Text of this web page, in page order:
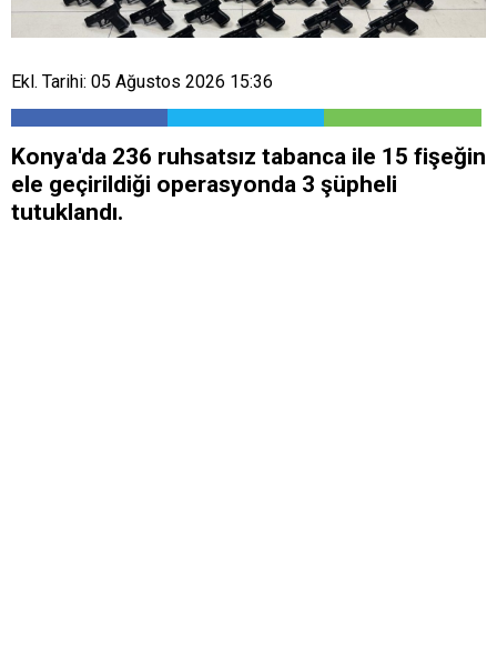
Ekl. Tarihi: 05 Ağustos 2026 15:36
Konya'da 236 ruhsatsız tabanca ile 15 fişeğin
ele geçirildiği operasyonda 3 şüpheli
tutuklandı.